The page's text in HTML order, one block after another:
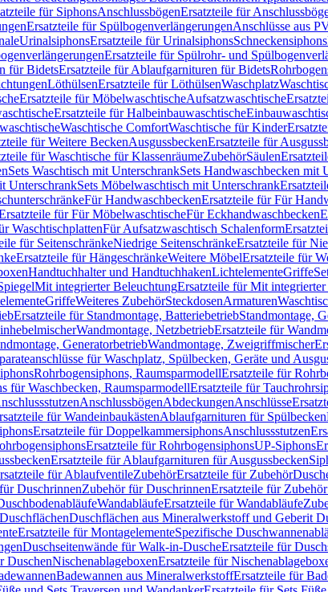
für SiphonsAnschlussbögenErsatzteile für
Ersatzteile für SpülbogenverlängerungenAnschlüsse aus
UrinalsiphonsErsatzteile für UrinalsiphonsSchneckensiphons
Ersatzteile für Spülrohr- und
für BidetsErsatzteile für Ablaufgarnituren für Bidets
LöthülsenErsatzteile für LöthülsenWaschplatz
Ersatzteile für MöbelwaschtischeAufsatzwaschtische
Ersatzteile für Halbeinbauwaschtische
Waschtische ComfortWaschtische für Kinder
für Weitere BeckenAusgussbeckenErsatzteile für
für Waschtische für KlassenräumeZubehörSäulen
Sets Waschtisch mit UnterschrankSets Handwaschbecken mit
UnterschrankSets Möbelwaschtisch mit Unterschrank
Für HandwaschbeckenErsatzteile für Für
für Für MöbelwaschtischeFür Eckhandwaschbecken
WaschtischplattenFür Aufsatzwaschtisch Schalenform
für SeitenschränkeNiedrige SeitenschränkeErsatzteile für
Ersatzteile für HängeschränkeWeitere MöbelErsatzteile für
Handtuchhalter und HandtuchhakenLichtelementeGriffe
Mit integrierter BeleuchtungErsatzteile für Mit
GriffeWeiteres ZubehörSteckdosenArmaturen
Ersatzteile für Standmontage, BatteriebetriebStandmontage,
Wandmontage, NetzbetriebErsatzteile für
GeneratorbetriebWandmontage, Zweigriffmischer
für Waschplatz, Spülbecken, Geräte und
Rohrbogensiphons, RaumsparmodellErsatzteile für
für Waschbecken, RaumsparmodellErsatzteile für
AnschlussbögenAbdeckungenAnschlüsse
für WandeinbaukästenAblaufgarnituren für Spülbecken
Ersatzteile für DoppelkammersiphonsAnschlussstutzen
Ersatzteile für RohrbogensiphonsUP-Siphons
Ersatzteile für Ablaufgarnituren für Ausgussbecken
für AblaufventileZubehörErsatzteile für Zubehör
DuschrinnenZubehör für DuschrinnenErsatzteile für
WandabläufeErsatzteile für Wandabläufe
Duschflächen aus Mineralwerkstoff und Geberit
Ersatzteile für MontagelementeSpezifische
Duschseitenwände für Walk-in-DuscheErsatzteile für
DuschenNischenablageboxenErsatzteile für
Badewannen aus MineralwerkstoffErsatzteile für